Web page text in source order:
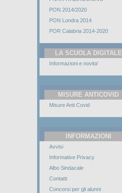
PON 2014/2020
PON Londra 2014
POR Calabria 2014-2020
LA SCUOLA DIGITALE
Informazioni e novita'
MISURE ANTICOVID
Misure Anti Covid
INFORMAZIONI
Avvisi
Informative Privacy
Albo Sindacale
Contatti
Concorsi per gli alunni